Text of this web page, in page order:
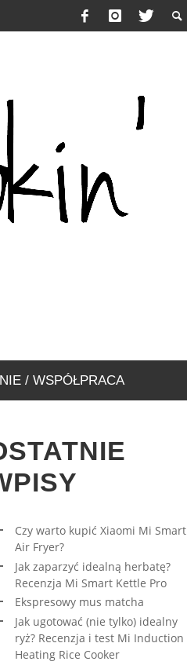
MUS MATCHA
– WYJĄTKOWA
KTÓRĄ MUSICIE
17/08/2019
/ WSPÓŁPRACA
Czy warto kupić Xiaomi Mi Smart
Air Fryer?
Jak zaparzyć idealną herbatę?
Recenzja Mi Smart Kettle Pro
Ekspresowy mus matcha
Jak ugotować (nie tylko) idealny
ryż? Recenzja i test Mi Induction
Heating Rice Cooker